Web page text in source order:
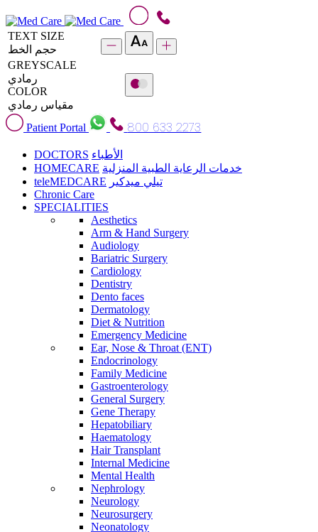
TEXT SIZE
حجم الخط
GREYSCALE
رمادي
COLOR
مقياس رمادي
Patient Portal
800 633 2273
DOCTORS الأطباء
HOMECARE خدمات الرعاية الطبية المنزلية
teleMEDCARE تيلي ميدكير
Chronic Care
SPECIALITIES
Aesthetics
Arm & Hand Surgery
Audiology
Bariatric Surgery
Cardiology
Dentistry
Dento faces
Dermatology
Diet & Nutrition
Emergency Medicine
Ear, Nose & Throat (ENT)
Endocrinology
Family Medicine
Gastroenterology
General Surgery
Gene Therapy
Hepatobiliary
Haematology
Hair Transplant
Internal Medicine
Mental Health
Nephrology
Neurology
Neurosurgery
Neonatology